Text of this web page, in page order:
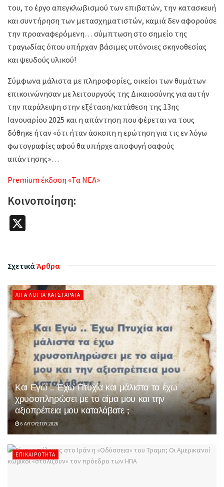
του, το έργο απεγκλωβισμού των επιβατών, την κατασκευή
και συντήρηση των μετασχηματιστών, καμιά δεν αφορούσε
την προαναφερόμενη… σύμπτωση στο σημείο της
τραγωδίας όπου υπήρχαν βάσιμες υπόνοιες σκηνοθεσίας
και ψευδούς υλικού!
Σύμφωνα μάλιστα με πληροφορίες, οικείοι των θυμάτων
επικοινώνησαν με λειτουργούς της Δικαιοσύνης για αυτήν
την παράλειψη στην εξέταση/κατάθεση της 13ης
Ιανουαρίου 2025 και η απάντηση που φέρεται να τους
δόθηκε ήταν «ότι ήταν άσκοπη η ερώτηση για τις εν λόγω
φωτογραφίες αφού θα υπήρχε αποφυγή σαφούς
απάντησης»…
Premium έκδοση «Τα ΝΕΑ»
Κοινοποίηση:
ΣχετικάΆρθρα
ΛΊΓΑ ΛΌΓΙΑ ΚΑΙ ΣΤΑΡΆΤΑ
Και Εγώ .. Έχω Πτυχία και μάλιστα τα έχω
χρυσοπληρώσει με το αίμα μου και την
αξιοπρέπεια μου καταλάβατε ;
6 ΑΥΓΟΎΣΤΟΥ 2026
ΕΠΙΚΑΙΡΌΤΗΤΑ